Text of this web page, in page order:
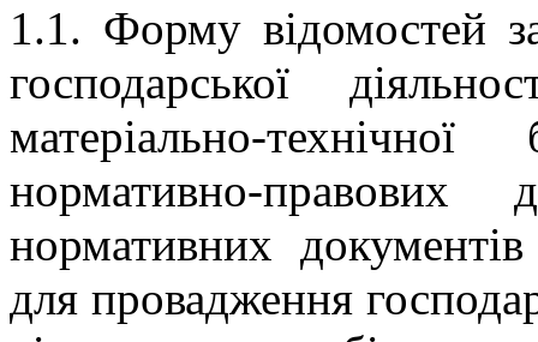
1.1. Форму відомостей
господарської
матеріально-
нормативно-
нормативних документів
для провадження